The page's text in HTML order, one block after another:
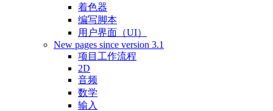
着色器
编写脚本
用户界面（UI）
New pages since version 3.1
项目工作流程
2D
音频
数学
输入